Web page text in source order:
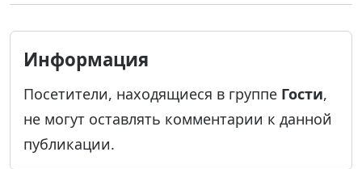
Информация
Посетители, находящиеся в группе Гости,
не могут оставлять комментарии к данной
публикации.